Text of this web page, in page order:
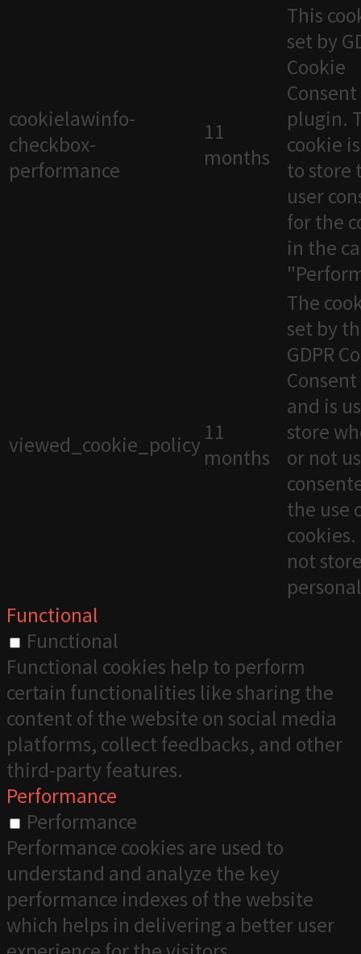
cookielawinfo-
checkbox-
performance
11
months
This
set by
Cookie
Consent
plugin.
cookie
to store
user
for the
in the
viewed_cookie_policy 11
months
The
set by
GDPR
and is
store
or not
the use
not
Functional
Functional
Functional cookies help to perform
certain functionalities like sharing the
content of the website on social media
platforms, collect feedbacks, and other
third-party features.
Performance
Performance
Performance cookies are used to
understand and analyze the key
performance indexes of the website
which helps in delivering a better user